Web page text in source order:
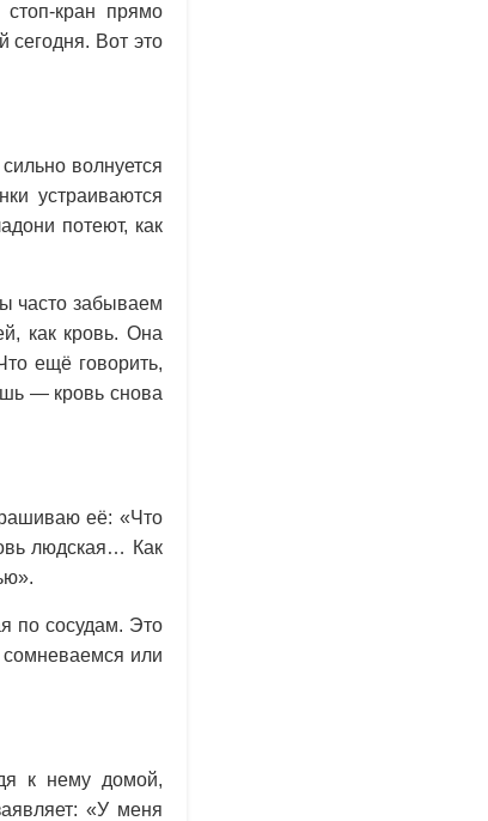
кран прямо
Вот это
волнуется
устраиваются
потеют, как
часто забываем
как кровь. Она
ещё говорить,
— кровь снова
её: «Что
людская… Как
по сосудам. Это
или
к нему домой,
«У меня